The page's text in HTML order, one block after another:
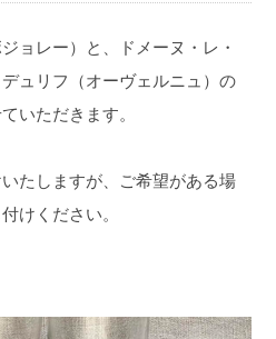
ョレー）と、ドメーヌ・レ・
ュリフ（オーヴェルニュ）の
いただきます。
たしますが、ご希望がある場
けください。